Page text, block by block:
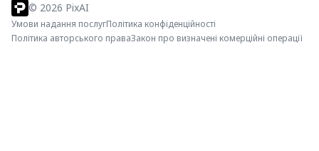
© 2026 PixAI
Умови надання послугПолітика конфіденційності
Політика авторського праваЗакон про визначені комерційні операції